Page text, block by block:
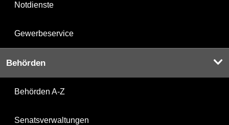
Notdienste
Gewerbeservice
Behörden
Behörden A-Z
Senatsverwaltungen